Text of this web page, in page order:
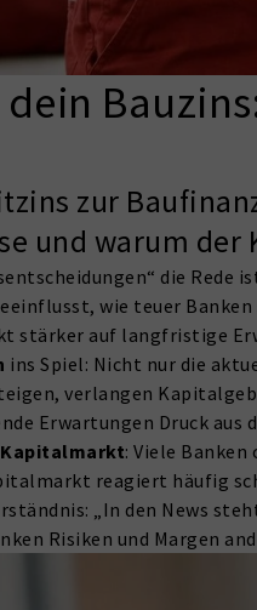
zur
und warum
die Rede
wie teuer
stärker auf langfristige
ins Spiel: Nicht nur die
verlangen
Erwartungen Druck
Kapitalmarkt: Viele
reagiert häufig
„In den News
Risiken und Margen